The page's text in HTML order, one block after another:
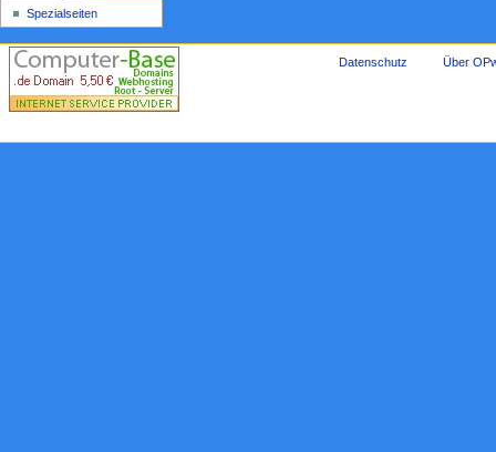
Spezialseiten
Datenschutz Über